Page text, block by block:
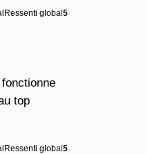
Ressenti global 5
top
Ressenti global 5